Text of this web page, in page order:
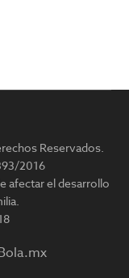
Reservados.
2016
afectar el desarrollo